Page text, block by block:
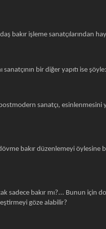
bakır işleme sanatçılarından
sanatçının bir diğer yapıtı ise şöyle:
sanatçı, esinlenmesini
bakır düzenlemeyi öylesine
sadece bakır mı?... Bunun için
göze alabilir?